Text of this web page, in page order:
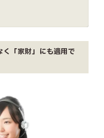
「家財」にも適用で